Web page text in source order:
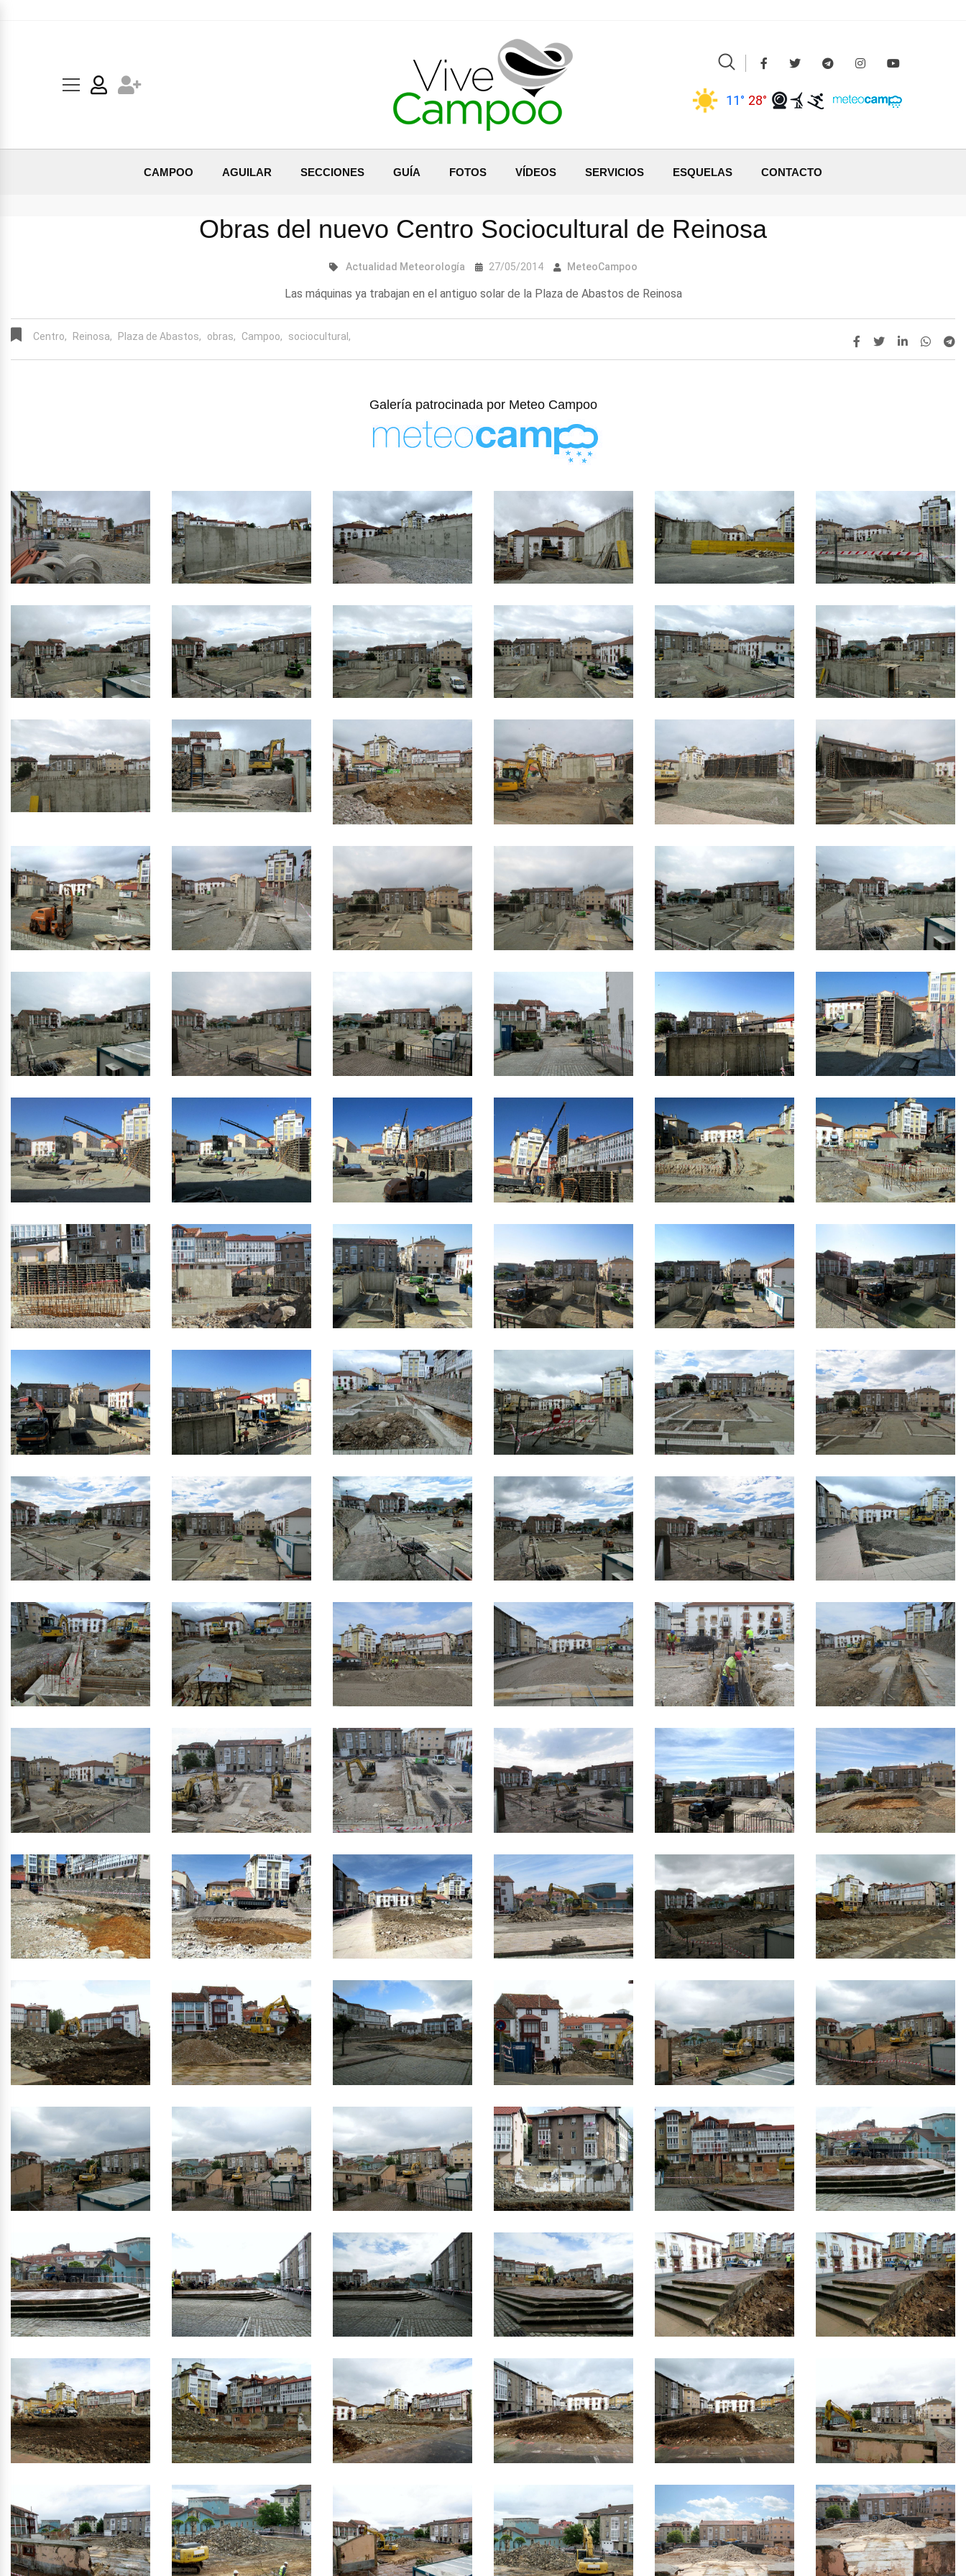
11° 28°
CAMPOO AGUILAR SECCIONES GUÍA FOTOS VÍDEOS SERVICIOS ESQUELAS CONTACTO
Obras del nuevo Centro Sociocultural de Reinosa
Actualidad Meteorología 27/05/2014 MeteoCampoo
Las máquinas ya trabajan en el antiguo solar de la Plaza de Abastos de Reinosa
Centro, Reinosa, Plaza de Abastos, obras, Campoo, sociocultural,
Galería patrocinada por Meteo Campoo